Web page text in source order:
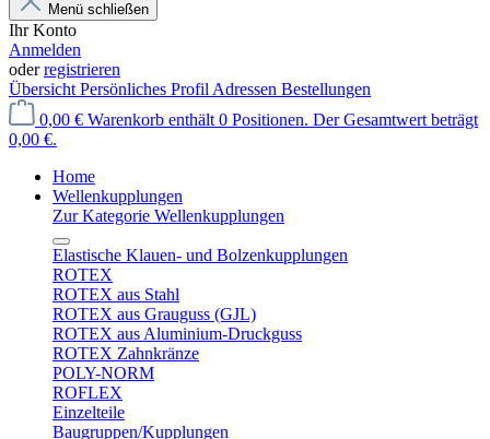
Menü schließen
Ihr Konto
Anmelden
oderregistrieren
Übersicht Persönliches Profil Adressen Bestellungen
0,00 € Warenkorb enthält 0 Positionen. Der Gesamtwert beträgt
0,00 €.
Home
Wellenkupplungen
Zur Kategorie Wellenkupplungen
Elastische Klauen- und Bolzenkupplungen
ROTEX
ROTEX aus Stahl
ROTEX aus Grauguss (GJL)
ROTEX aus Aluminium-Druckguss
ROTEX Zahnkränze
POLY-NORM
ROFLEX
Einzelteile
Baugruppen/Kupplungen